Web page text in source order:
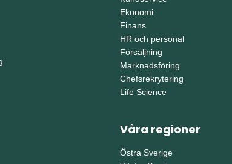
Ekonomi
Finans
HR och personal
Försäljning
Marknadsföring
Chefsrekrytering
Life Science
Våra regioner
Östra Sverige